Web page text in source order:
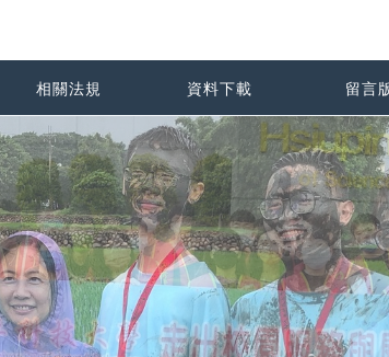
相關法規 資料下載 留言